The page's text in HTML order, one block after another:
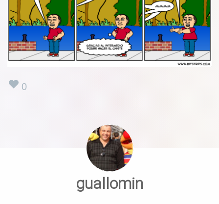
0
guallomin